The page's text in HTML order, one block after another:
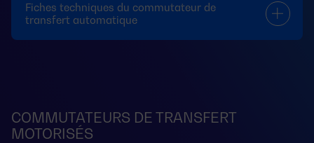
Fiches techniques du commutateur de
transfert automatique
COMMUTATEURS DE TRANSFERT
MOTORISÉS